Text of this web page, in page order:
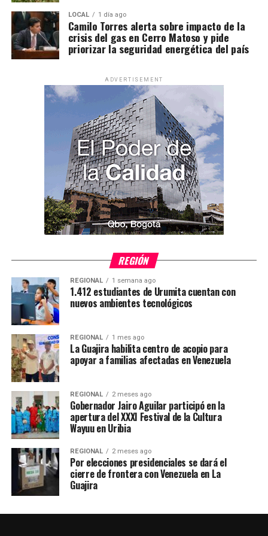
LOCAL 1 día ago
Camilo Torres alerta sobre impacto de la
crisis del gas en Cerro Matoso y pide
priorizar la seguridad energética del país
ADVERTISEMENT
REGIÓN
REGIONAL 1 semana ago
1.412 estudiantes de Urumita cuentan con
nuevos ambientes tecnológicos
REGIONAL 1 mes ago
La Guajira habilita centro de acopio para
apoyar a familias afectadas en Venezuela
REGIONAL 2 meses ago
Gobernador Jairo Aguilar participó en la
apertura del XXXI Festival de la Cultura
Wayuu en Uribia
REGIONAL 2 meses ago
Por elecciones presidenciales se dará el
cierre de frontera con Venezuela en La
Guajira